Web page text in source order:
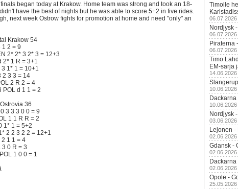
began today at Krakow. Home team was strong and took an 18-
have the best of nights but he was able to score 5+2 in five rides.
next week Ostrow fights for promotion at home and need "only" an
Krakow 54
1 2 = 9
2* 2* 3 2* 3 = 12+3
2* 1 R = 3+1
1* 1 = 10+1
2 3 3 = 14
2 R 2 = 4
POL d 1 1 = 2
36
3 3 3 0 0 = 9
1 1 R R = 2
1* 1 = 5+2
2 2 3 2 2 = 12+1
1 1 = 4
3 0 R = 3
1 0 0 = 1
Timolle
Nordjysk
Piraterna
Timo
EM-sarja
Nordjysk
Lejonen -
Gdansk -
Opole -